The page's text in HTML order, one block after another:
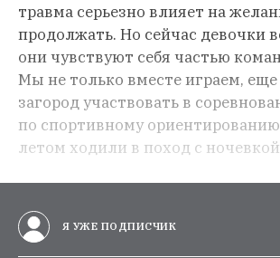
травма серьезно влияет на
продолжать. Но сейчас девочки
они чувствуют себя частью
Мы не только вместе играем,
загород участвовать в
по спортивному
летом ходили в поход с
Я УЖЕ ПОДПИСЧИК